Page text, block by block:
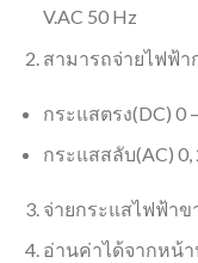
V.AC 50 Hz
สามารถจ่ายไฟฟ้า
กระแสตรง(DC) 0
กระแสสลับ(AC) 0,
จ่ายกระแสไฟฟ้าข
อ่านค่าได้จากหน้